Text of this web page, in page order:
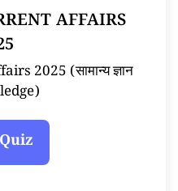
AFFAIRS
2025 (सामान्य ज्ञान